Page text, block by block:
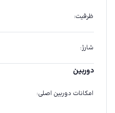
ظرفیت:
شارژ:
دوربین
امکانات دوربین اصلی: